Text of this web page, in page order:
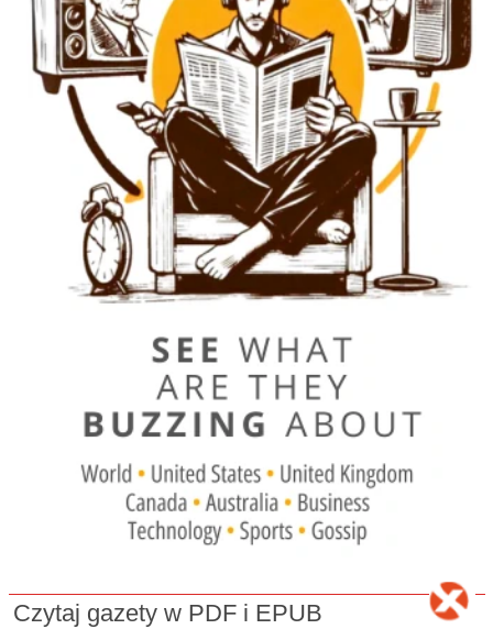
Czytaj gazety w PDF i EPUB